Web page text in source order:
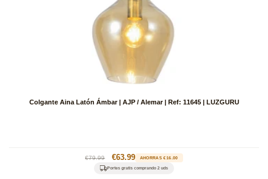
Colgante Aina Latón Ámbar | AJP / Alemar | Ref: 11645 | LUZGURU
Precio
habitual
€79.99
Precio
de
€63.99 AHORRAS €16.00
Portes gratis comprando 2 uds